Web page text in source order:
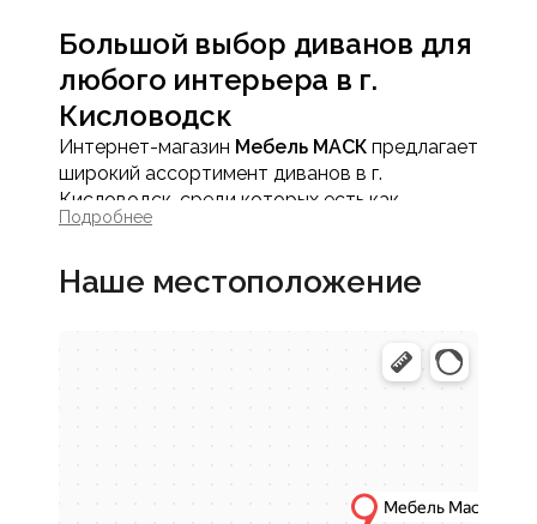
Большой выбор диванов для
любого интерьера в г.
Кисловодск
Интернет-магазин Мебель МАСК предлагает
широкий ассортимент диванов в г.
Кисловодск, среди которых есть как
современные модели собственного
фабрик. В каталоге представлены мягкие
Подробнее
Наше местоположение